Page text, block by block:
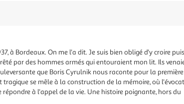
à Bordeaux. On me l'a dit. Je suis bien obligé d'y croire
par des hommes armés qui entouraient mon lit. Ils
que Boris Cyrulnik nous raconte pour la
se mêle à la construction de la mémoire, où
à l'appel de la vie. Une histoire poignante, hors du